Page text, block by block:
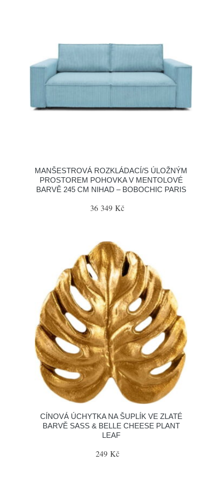
MANŠESTROVÁ ROZKLÁDACÍ/S ÚLOŽNÝM
PROSTOREM POHOVKA V MENTOLOVÉ
BARVĚ 245 CM NIHAD – BOBOCHIC PARIS
36 349 Kč
CÍNOVÁ ÚCHYTKA NA ŠUPLÍK VE ZLATÉ
BARVĚ SASS & BELLE CHEESE PLANT
LEAF
249 Kč